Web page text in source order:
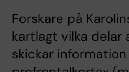
Forskare på
kartlagt vilka delar
skickar